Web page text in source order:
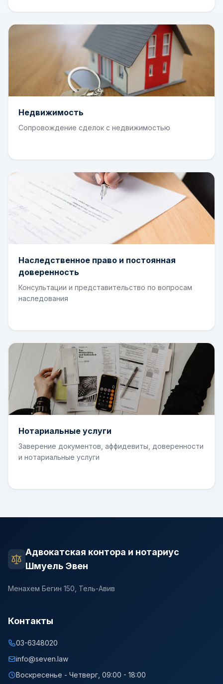
Недвижимость
Сопровождение сделок с недвижимостью
Наследственное право и постоянная
доверенность
Консультации и представительство по вопросам
наследования
Нотариальные услуги
Заверение документов, аффидевиты, доверенности
и нотариальные услуги
Адвокатская контора и нотариус
Шмуель Эвен
Менахем Бегин 150, Тель-Авив
Контакты
03-6348020
info@seven.law
Воскресенье - Четверг, 09:00 - 18:00